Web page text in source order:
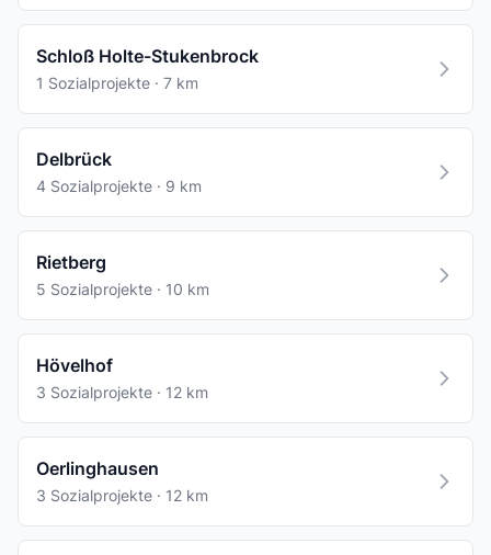
Schloß Holte-Stukenbrock
1 Sozialprojekte · 7 km
Delbrück
4 Sozialprojekte · 9 km
Rietberg
5 Sozialprojekte · 10 km
Hövelhof
3 Sozialprojekte · 12 km
Oerlinghausen
3 Sozialprojekte · 12 km